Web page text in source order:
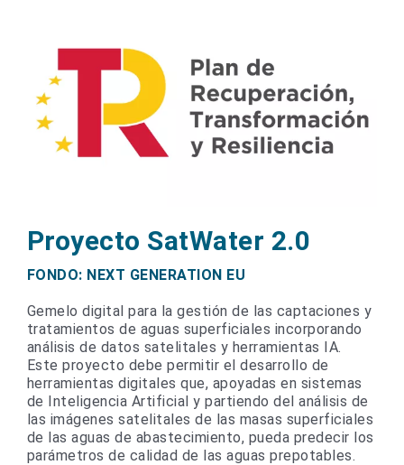
Proyecto SatWater 2.0
FONDO: NEXT GENERATION EU
Gemelo digital para la gestión de las captaciones y
tratamientos de aguas superficiales incorporando
análisis de datos satelitales y herramientas IA.
Este proyecto debe permitir el desarrollo de
herramientas digitales que, apoyadas en sistemas
de Inteligencia Artificial y partiendo del análisis de
las imágenes satelitales de las masas superficiales
de las aguas de abastecimiento, pueda predecir los
parámetros de calidad de las aguas prepotables.